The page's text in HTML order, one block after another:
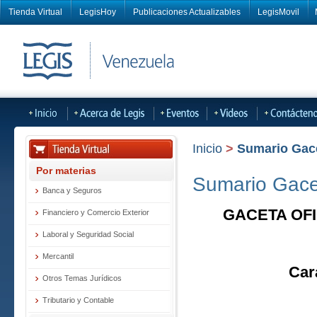
Tienda Virtual LegisHoy Publicaciones Actualizables LegisMovil
Por materias
Banca y Seguros
Financiero y Comercio Exterior
Laboral y Seguridad Social
Mercantil
Otros Temas Jurídicos
Tributario y Contable
Inicio > Sumario
Sumario
GACETA